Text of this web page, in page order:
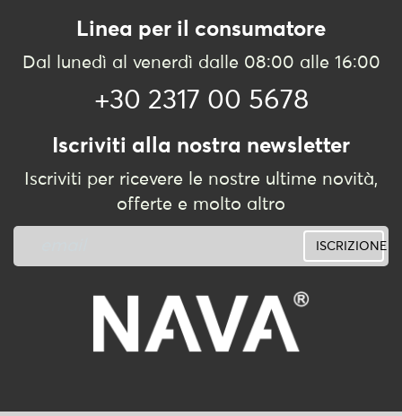
Linea per il consumatore
Dal lunedì al venerdì dalle 08:00 alle 16:00
+30 2317 00 5678
Iscriviti alla nostra newsletter
Iscriviti per ricevere le nostre ultime novità,
offerte e molto altro
ISCRIZIONE